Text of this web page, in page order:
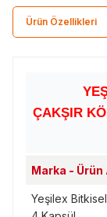
Ürün Özellikleri
ÇAKŞIR
Marka - Ürün
Yeşilex